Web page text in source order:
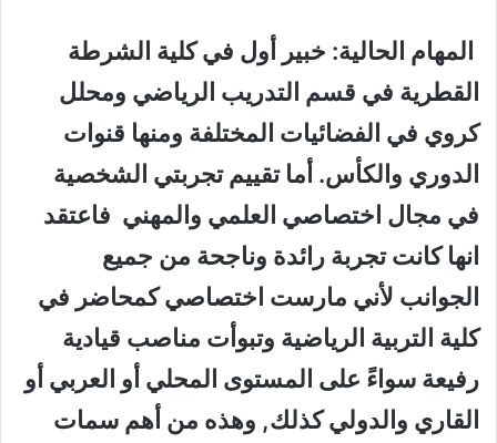
المهام الحالية: خبير أول في كلية الشرطة
القطرية في قسم التدريب الرياضي ومحلل
كروي في الفضائيات المختلفة ومنها قنوات
الدوري والكأس. أما تقييم تجربتي الشخصية
في مجال اختصاصي العلمي والمهني فاعتقد
انها كانت تجربة رائدة وناجحة من جميع
الجوانب لأني مارست اختصاصي كمحاضر في
كلية التربية الرياضية وتبوأت مناصب قيادية
رفيعة سواءً على المستوى المحلي أو العربي أو
القاري والدولي كذلك, وهذه من أهم سمات